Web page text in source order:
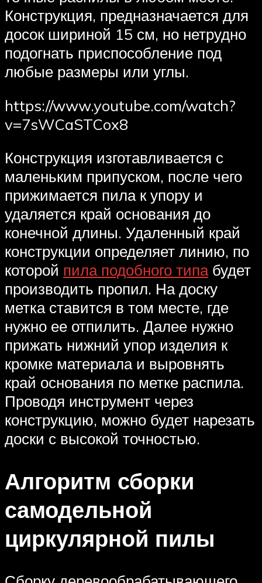
Конструкция, предназначается для
досок шириной 15 см, но нетрудно
подогнать приспособление под
любые размеры или углы.
https://www.youtube.com/watch?
v=7sWCaSTCox8
Конструкция изготавливается с
маленьким припуском, после чего
прижимается пила к упору и
удаляется край основания до
конечной длины. Удаленный край
конструкции определяет линию, по
которой пила подобного типабудет
производить пропил. На доску
метка ставится в том месте, где
нужно ее отпилить. Далее нужно
прижать нижний упор изделия к
кромке материала и выровнять
край основания по метке распила.
Проводя инструмент через
конструкцию, можно будет нарезать
доски с высокой точностью.
Алгоритм сборки
самодельной
циркулярной пилы